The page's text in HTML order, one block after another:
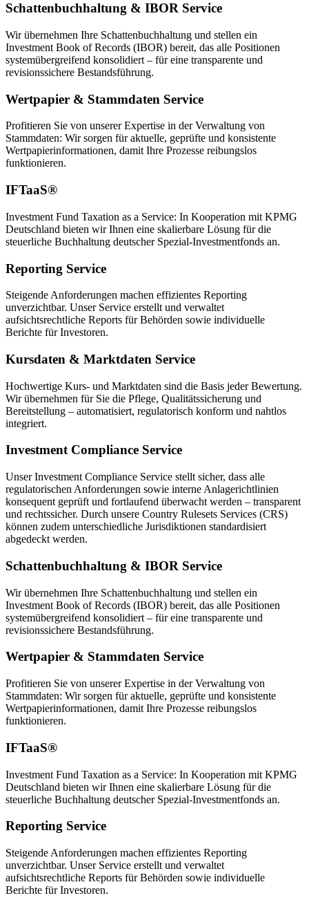
Schattenbuchhaltung & IBOR Service
Wir übernehmen Ihre Schattenbuchhaltung und stellen ein
Investment Book of Records (IBOR) bereit, das alle Positionen
systemübergreifend konsolidiert – für eine transparente und
revisionssichere Bestandsführung.
Wertpapier & Stammdaten Service
Profitieren Sie von unserer Expertise in der Verwaltung von
Stammdaten: Wir sorgen für aktuelle, geprüfte und konsistente
Wertpapierinformationen, damit Ihre Prozesse reibungslos
funktionieren.
IFTaaS®
Investment Fund Taxation as a Service: In Kooperation mit KPMG
Deutschland bieten wir Ihnen eine skalierbare Lösung für die
steuerliche Buchhaltung deutscher Spezial-Investmentfonds an.
Reporting Service
Steigende Anforderungen machen effizientes Reporting
unverzichtbar. Unser Service erstellt und verwaltet
aufsichtsrechtliche Reports für Behörden sowie individuelle
Berichte für Investoren.
Kursdaten & Marktdaten Service
Hochwertige Kurs- und Marktdaten sind die Basis jeder Bewertung.
Wir übernehmen für Sie die Pflege, Qualitätssicherung und
Bereitstellung – automatisiert, regulatorisch konform und nahtlos
integriert.
Investment Compliance Service
Unser Investment Compliance Service stellt sicher, dass alle
regulatorischen Anforderungen sowie interne Anlagerichtlinien
konsequent geprüft und fortlaufend überwacht werden – transparent
und rechtssicher. Durch unsere Country Rulesets Services (CRS)
können zudem unterschiedliche Jurisdiktionen standardisiert
abgedeckt werden.
Schattenbuchhaltung & IBOR Service
Wir übernehmen Ihre Schattenbuchhaltung und stellen ein
Investment Book of Records (IBOR) bereit, das alle Positionen
systemübergreifend konsolidiert – für eine transparente und
revisionssichere Bestandsführung.
Wertpapier & Stammdaten Service
Profitieren Sie von unserer Expertise in der Verwaltung von
Stammdaten: Wir sorgen für aktuelle, geprüfte und konsistente
Wertpapierinformationen, damit Ihre Prozesse reibungslos
funktionieren.
IFTaaS®
Investment Fund Taxation as a Service: In Kooperation mit KPMG
Deutschland bieten wir Ihnen eine skalierbare Lösung für die
steuerliche Buchhaltung deutscher Spezial-Investmentfonds an.
Reporting Service
Steigende Anforderungen machen effizientes Reporting
unverzichtbar. Unser Service erstellt und verwaltet
aufsichtsrechtliche Reports für Behörden sowie individuelle
Berichte für Investoren.